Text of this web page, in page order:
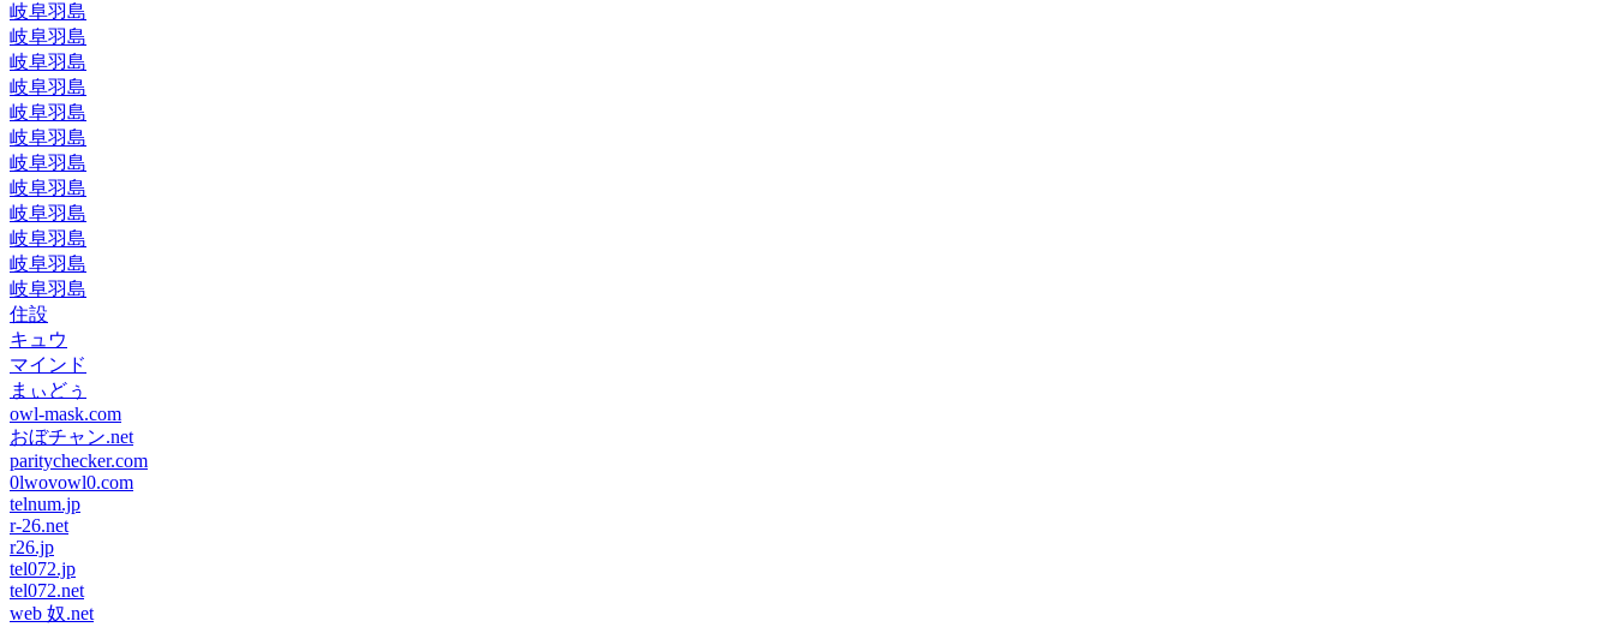
岐阜羽島
岐阜羽島
岐阜羽島
岐阜羽島
岐阜羽島
岐阜羽島
岐阜羽島
岐阜羽島
岐阜羽島
岐阜羽島
岐阜羽島
岐阜羽島
住設
キュウ
マインド
まぃどぅ
owl-mask.com
おぼチャン.net
paritychecker.com
0lwovowl0.com
telnum.jp
r-26.net
r26.jp
tel072.jp
tel072.net
web 奴.net